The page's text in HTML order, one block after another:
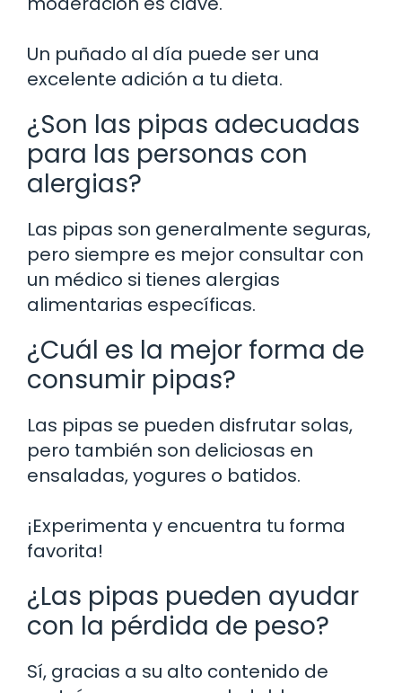
Un puñado al día puede ser una
excelente adición a tu dieta.
¿Son las pipas adecuadas
para las personas con
alergias?
Las pipas son generalmente seguras,
pero siempre es mejor consultar con
un médico si tienes alergias
alimentarias específicas.
¿Cuál es la mejor forma de
consumir pipas?
Las pipas se pueden disfrutar solas,
pero también son deliciosas en
ensaladas, yogures o batidos.
¡Experimenta y encuentra tu forma
favorita!
¿Las pipas pueden ayudar
con la pérdida de peso?
Sí, gracias a su alto contenido de